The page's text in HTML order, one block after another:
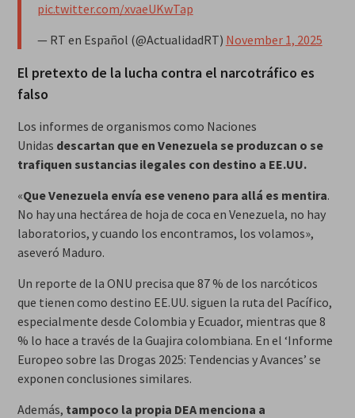
pic.twitter.com/xvaeUKwTap
— RT en Español (@ActualidadRT) November 1, 2025
El pretexto de la lucha contra el narcotráfico es
falso
Los informes de organismos como Naciones
Unidas descartan que en Venezuela se produzcan o se
trafiquen sustancias ilegales con destino a EE.UU.
«Que Venezuela envía ese veneno para allá es mentira.
No hay una hectárea de hoja de coca en Venezuela, no hay
laboratorios, y cuando los encontramos, los volamos»,
aseveró Maduro.
Un reporte de la ONU precisa que 87 % de los narcóticos
que tienen como destino EE.UU. siguen la ruta del Pacífico,
especialmente desde Colombia y Ecuador, mientras que 8
% lo hace a través de la Guajira colombiana. En el ‘Informe
Europeo sobre las Drogas 2025: Tendencias y Avances’ se
exponen conclusiones similares.
Además, tampoco la propia DEA menciona a